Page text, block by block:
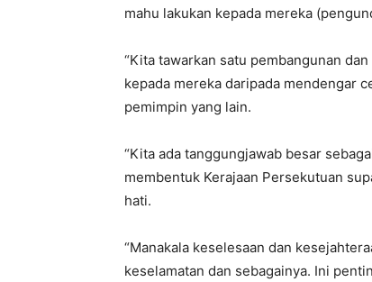
mahu lakukan kepada mereka
“Kita tawarkan satu pembangunan
kepada mereka daripada mendengar
pemimpin yang lain.
“Kita ada tanggungjawab besar
membentuk Kerajaan Persekutuan
hati.
“Manakala keselesaan dan
keselamatan dan sebagainya. Ini